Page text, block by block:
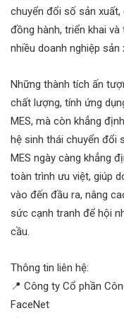
chuyển đổi số sản
đồng hành, triển khai
nhiều doanh nghiệp sản
Những thành tích ấn
chất lượng, tính ứng
MES, mà còn khẳng
hệ sinh thái chuyển đổi
MES ngày càng khẳng
toàn trình ưu việt, giúp
vào đến đầu ra, nâng
sức cạnh tranh để hội
cầu.
Thông tin liên hệ:
📍 Công ty Cổ phần
FaceNet